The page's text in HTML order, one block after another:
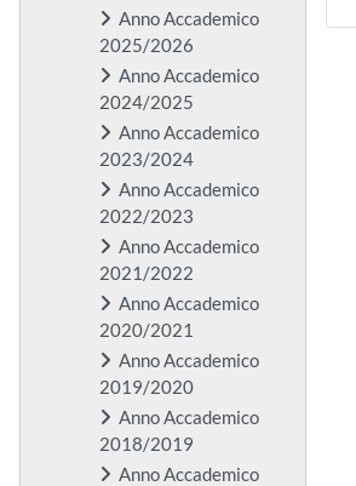
Anno Accademico
2025/2026
Anno Accademico
2024/2025
Anno Accademico
2023/2024
Anno Accademico
2022/2023
Anno Accademico
2021/2022
Anno Accademico
2020/2021
Anno Accademico
2019/2020
Anno Accademico
2018/2019
Anno Accademico